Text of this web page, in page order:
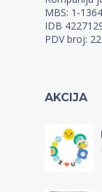
MBS: 1-1364
IDB
PDV broj:
AKCIJA